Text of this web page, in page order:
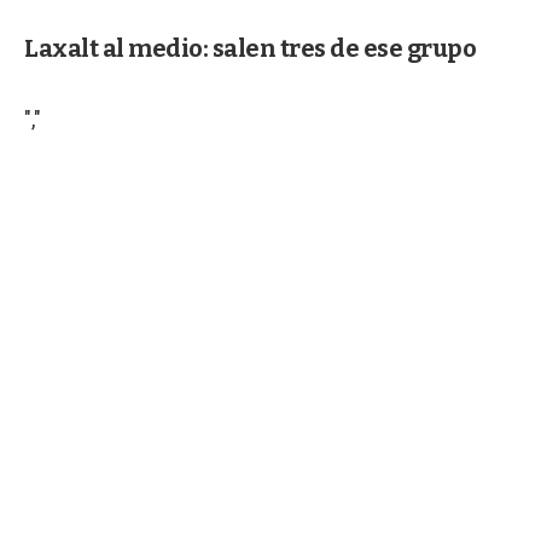
Laxalt al medio: salen tres de ese grupo
","